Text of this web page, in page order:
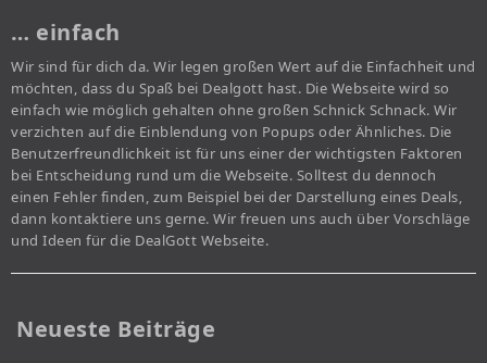
… einfach
Wir sind für dich da. Wir legen großen Wert auf die Einfachheit und
möchten, dass du Spaß bei Dealgott hast. Die Webseite wird so
einfach wie möglich gehalten ohne großen Schnick Schnack. Wir
verzichten auf die Einblendung von Popups oder Ähnliches. Die
Benutzerfreundlichkeit ist für uns einer der wichtigsten Faktoren
bei Entscheidung rund um die Webseite. Solltest du dennoch
einen Fehler finden, zum Beispiel bei der Darstellung eines Deals,
dann kontaktiere uns gerne. Wir freuen uns auch über Vorschläge
und Ideen für die DealGott Webseite.
Neueste Beiträge